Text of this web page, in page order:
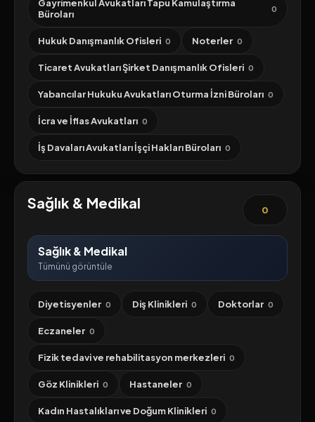
Gayrimenkul Avukatları Tapu Kamulaştırma
Büroları
0
Hukuk Danışmanlık Ofisleri 0 Noterler 0
Ticaret Avukatları Şirket Danışmanlık Ofisleri 0
Yabancılar Hukuku Avukatları Oturma İzni Büroları 0
İcra ve İflas Avukatları 0
İş Davaları Avukatları İşçi Hakları Büroları 0
Sağlık & Medikal 0
Sağlık & Medikal
Tümünü görüntüle
Diyetisyenler 0 Diş Klinikleri 0 Doktorlar 0
Eczaneler 0
Fizik tedavi ve rehabilitasyon merkezleri 0
Göz Klinikleri 0 Hastaneler 0
Kadın Hastalıkları ve Doğum Klinikleri 0